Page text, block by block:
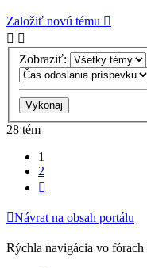
Založiť novú tému
Zobraziť:
28 tém
1
2
Návrat na obsah portálu
Rýchla navigácia vo fórach